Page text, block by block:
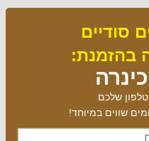
סודיים
שלכם